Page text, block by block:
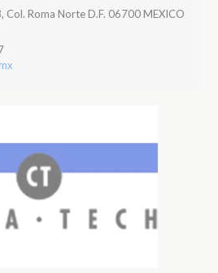
Col. Roma Norte D.F. 06700 MEXICO